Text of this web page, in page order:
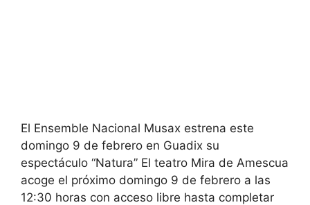
El Ensemble Nacional Musax estrena este
domingo 9 de febrero en Guadix su
espectáculo “Natura” El teatro Mira de Amescua
acoge el próximo domingo 9 de febrero a las
12:30 horas con acceso libre hasta completar